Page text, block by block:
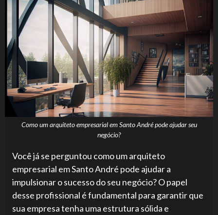
Como um arquiteto empresarial em Santo André pode ajudar seu
negócio?
Você já se perguntou como um arquiteto
empresarial em Santo André pode ajudar a
impulsionar o sucesso do seu negócio? O papel
desse profissional é fundamental para garantir que
sua empresa tenha uma estrutura sólida e